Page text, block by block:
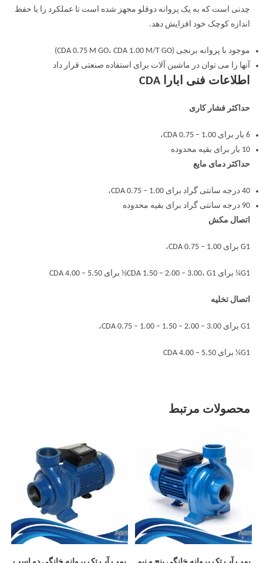
چدنی است که به یک پروانه دوقلو مجهز شده است تا عملکرد را با حفظ
اندازه کوچک خود افزایش دهد.
موجود با پروانه برنجی (CDA 0.75 M GO، CDA 1.00 M/T GO)
آنها را می توان در ماشین آلات برای استفاده صنعتی قرار داد
اطلاعات فنی ابارا CDA
حداکثر فشار کاری
6 بار برای CDA 0.75 – 1.00،
10 بار برای بقیه محدوده
حداکثر دمای مایع
40 درجه سانتی گراد برای CDA 0.75 – 1.00،
90 درجه سانتی گراد برای بقیه محدوده
اتصال مکش
G1 برای CDA 0.75 – 1.00،
G1¼ برای CDA 1.50 – 2.00 – 3.00، G1½ برای CDA 4.00 – 5.50
اتصال تخلیه
G1 برای CDA 0.75 – 1.00 – 1.50 – 2.00 – 3.00،
G1¼ برای CDA 4.00 – 5.50
محصولات مرتبط